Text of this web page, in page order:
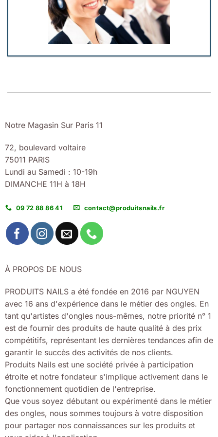
Notre Magasin Sur Paris 11
72, boulevard voltaire
75011 PARIS
Lundi au Samedi : 10-19h
DIMANCHE 11H à 18H
09 72 88 86 41 contact@produitsnails.fr
À PROPOS DE NOUS
PRODUITS NAILS a été fondée en 2016 par NGUYEN
avec 16 ans d'expérience dans le métier des ongles. En
tant qu'artistes d'ongles nous-mêmes, notre priorité n° 1
est de fournir des produits de haute qualité à des prix
compétitifs, représentant les dernières tendances afin de
garantir le succès des activités de nos clients.
Produits Nails est une société privée à participation
étroite et notre fondateur s'implique activement dans le
fonctionnement quotidien de l'entreprise.
Que vous soyez débutant ou expérimenté dans le métier
des ongles, nous sommes toujours à votre disposition
pour partager nos connaissances sur les produits et